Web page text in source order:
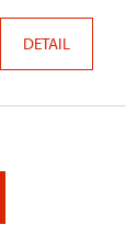
DETAIL